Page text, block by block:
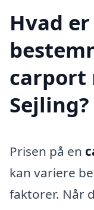
Hvad
carport
Sejling?
Prisen på en
kan variere
faktorer. Når